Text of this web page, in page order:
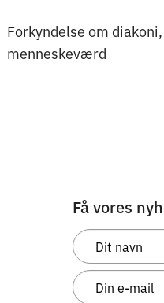
Forkyndelse om
menneskeværd
Få vores